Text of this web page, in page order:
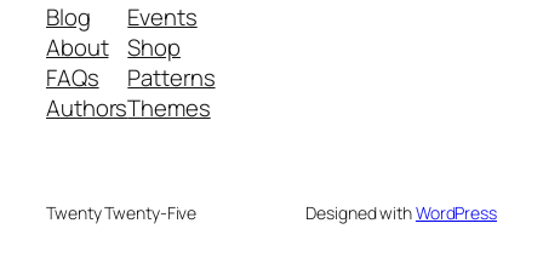
Blog
About
FAQs
Authors
Events
Shop
Patterns
Themes
Twenty Twenty-Five Designed withWordPress